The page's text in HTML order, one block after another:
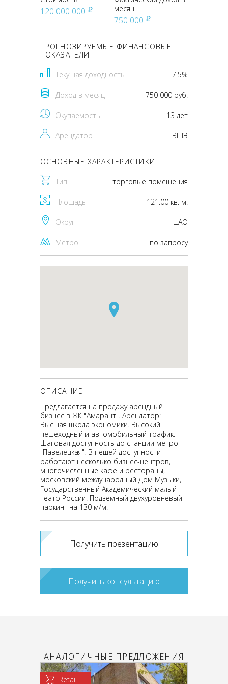
120 000 000 pуб
месяц
750 000 pуб
ПРОГНОЗИРУЕМЫЕ ФИНАНСОВЫЕ
ПОКАЗАТЕЛИ
Текущая доходность 7.5%
Доход в месяц 750 000 руб.
Окупаемость 13 лет
Арендатор ВШЭ
ОСНОВНЫЕ ХАРАКТЕРИСТИКИ
Тип торговые помещения
Площадь 121.00 кв. м.
Округ ЦАО
Метро по запросу
ОПИСАНИЕ
Предлагается на продажу арендный
бизнес в ЖК "Амарант". Арендатор:
Высшая школа экономики. Высокий
пешеходный и автомобильный трафик.
Шаговая доступность до станции метро
"Павелецкая". В пешей доступности
работают несколько бизнес-центров,
многочисленные кафе и рестораны,
московский международный Дом Музыки,
Государственный Академический малый
театр России. Подземный двухуровневый
паркинг на 130 м/м.
Получить презентацию
Получить консультацию
АНАЛОГИЧНЫЕ ПРЕДЛОЖЕНИЯ
Retail